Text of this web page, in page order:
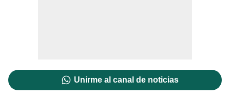
Unirme al canal de noticias